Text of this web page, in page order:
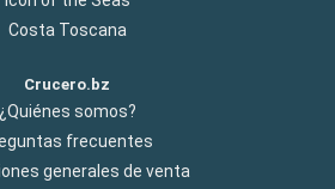
Costa Toscana
Crucero.bz
¿Quiénes somos?
frecuentes
generales de venta